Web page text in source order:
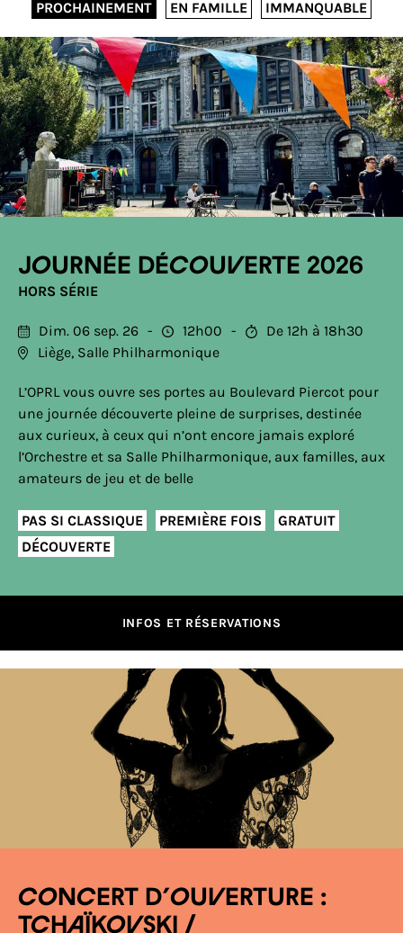
PROCHAINEMENT EN FAMILLE IMMANQUABLE
Journée découverte 2026
HORS SÉRIE
Dim. 06 sep. 26 12h00
De 12h à 18h30
Liège, Salle Philharmonique
L’OPRL vous ouvre ses portes au Boulevard Piercot pour
une journée découverte pleine de surprises, destinée
aux curieux, à ceux qui n’ont encore jamais exploré
l’Orchestre et sa Salle Philharmonique, aux familles, aux
amateurs de jeu et de belle
PAS SI CLASSIQUE PREMIÈRE FOIS
GRATUIT
DÉCOUVERTE
INFOS ET RÉSERVATIONS
CONCERT D’OUVERTURE :
TCHAÏKOVSKI /